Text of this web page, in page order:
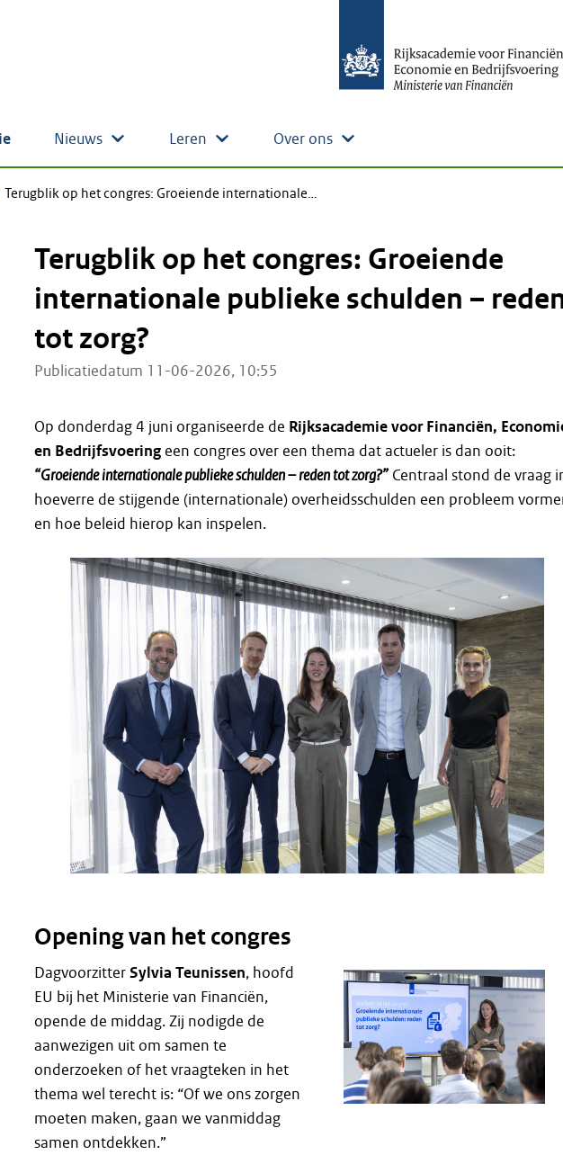
Nieuws Leren Over ons
Terugblik op het congres: Groeiende internationale…
Terugblik op het congres: Groeiende
internationale publieke schulden –
tot zorg?
Publicatiedatum 11-06-2026, 10:55
Op donderdag 4 juni organiseerde de Rijksacademie voor Financiën,
en Bedrijfsvoeringeen congres over een thema dat actueler is dan ooit:
“Groeiende internationale publieke schulden – reden tot zorg?”Centraal stond de vraag
hoeverre de stijgende (internationale) overheidsschulden een probleem
en hoe beleid hierop kan inspelen.
Opening van het congres
DagvoorzitterSylvia Teunissen, hoofd
EU bij het Ministerie van Financiën,
opende de middag. Zij nodigde de
aanwezigen uit om samen te
onderzoeken of het vraagteken in het
thema wel terecht is: “Of we ons zorgen
moeten maken, gaan we vanmiddag
samen ontdekken.”